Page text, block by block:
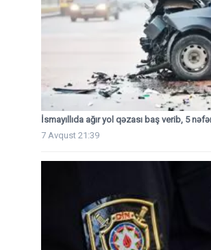
İsmayıllıda ağır yol qəzası baş verib, 5
7 Avqust 21:39